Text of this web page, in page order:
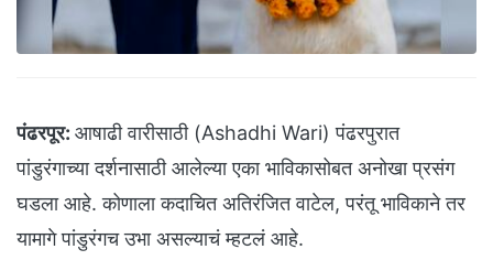
पंढरपूर: आषाढी वारीसाठी (Ashadhi Wari) पंढरपुरात
पांडुरंगाच्या दर्शनासाठी आलेल्या एका भाविकासोबत अनोखा प्रसंग
घडला आहे. कोणाला कदाचित अतिरंजित वाटेल, परंतू भाविकाने तर
यामागे पांडुरंगच उभा असल्याचं म्हटलं आहे.